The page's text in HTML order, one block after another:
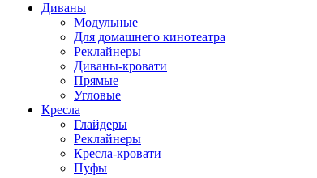
Диваны
Модульные
Для домашнего кинотеатра
Реклайнеры
Диваны-кровати
Прямые
Угловые
Кресла
Глайдеры
Реклайнеры
Кресла-кровати
Пуфы